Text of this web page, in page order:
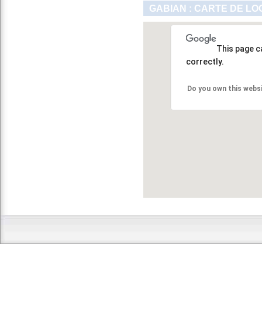
GABIAN : CARTE DE
This page
correctly.
Do you own this